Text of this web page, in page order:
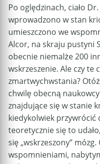
Po oględzinach, ciało
wprowadzono w stan
umieszczono we
Alcor, na skraju pustyni
obecnie niemalże 200
wskrzeszenie. Ale czy te
zmartwychwstania?
chwilę obecną
znajdujące się w stanie
kiedykolwiek przywrócić
teoretycznie się to
się „wskrzeszony” mózg.
wspomnieniami,